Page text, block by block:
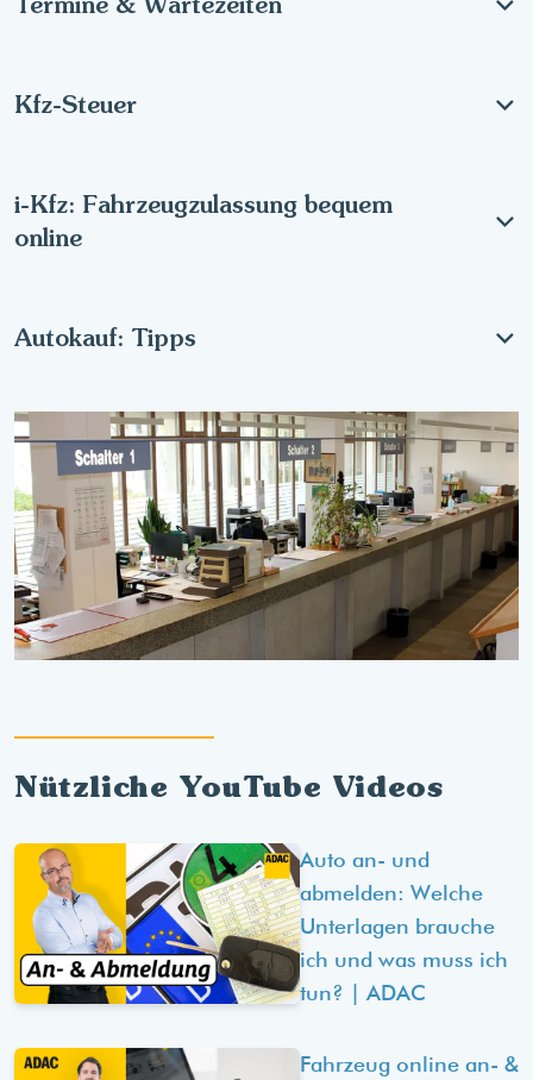
Kfz-Steuer
i-Kfz: Fahrzeugzulassung bequem
online
Autokauf: Tipps
Nützliche YouTube Videos
Auto an- und
abmelden: Welche
Unterlagen brauche
ich und was muss ich
tun? | ADAC
Fahrzeug online an- &